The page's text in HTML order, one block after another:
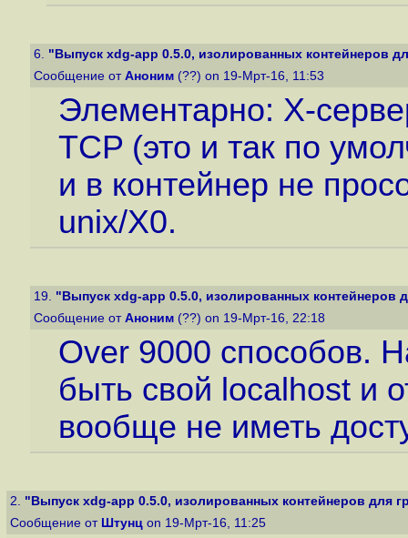
6. "Выпуск xdg-app 0.5.0, изолированных контейнеров
Сообщение от Аноним (??) on 19-Мрт-16, 11:53
Элементарно: X-
TCP (это и так по
и в контейнер не
unix/X0.
19. "Выпуск xdg-app 0.5.0, изолированных контейнеров
Сообщение от Аноним (??) on 19-Мрт-16, 22:18
Over 9000 способов.
быть свой localhost и
вообще не иметь
2. "Выпуск xdg-app 0.5.0, изолированных контейнеров для
Сообщение от Штунц on 19-Мрт-16, 11:25